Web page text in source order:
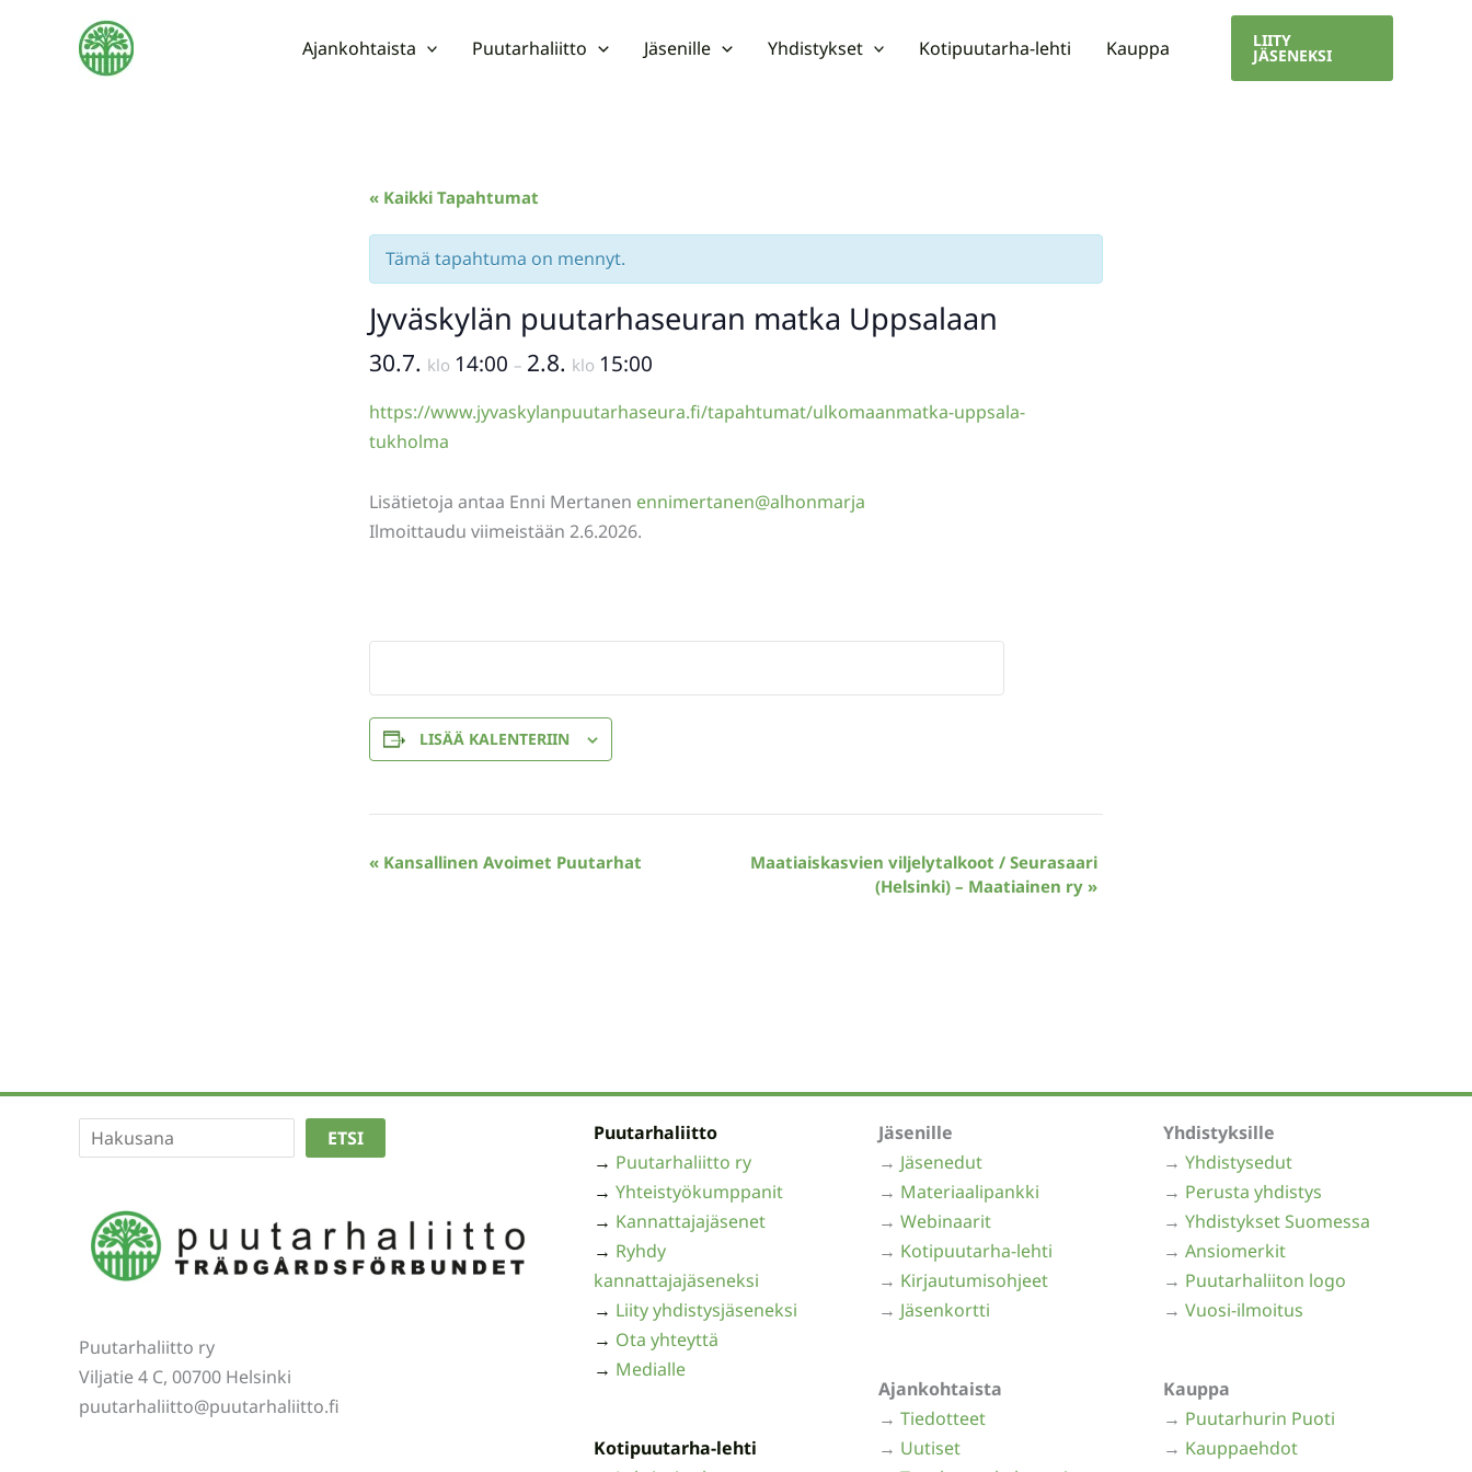
Ajankohtaista Puutarhaliitto Jäsenille Yhdistykset Kotipuutarha-lehti Kauppa LIITY
JÄSENEKSI
« Kaikki Tapahtumat
Tämä tapahtuma on mennyt.
Jyväskylän puutarhaseuran matka Uppsalaan
30.7. klo 14:00 – 2.8. klo 15:00
https://www.jyvaskylanpuutarhaseura.fi/tapahtumat/ulkomaanmatka-uppsala-
tukholma
Lisätietoja antaa Enni Mertanen ennimertanen@alhonmarja
Ilmoittaudu viimeistään 2.6.2026.
LISÄÄ KALENTERIIN
Tapahtuma
« Kansallinen Avoimet Puutarhat
Maatiaiskasvien viljelytalkoot / Seurasaari
(Helsinki) – Maatiainen ry »
EtsiETSI
Puutarhaliitto ry
Viljatie 4 C, 00700 Helsinki
puutarhaliitto@puutarhaliitto.fi
Puutarhaliitto
→ Puutarhaliitto ry
→ Yhteistyökumppanit
→ Kannattajajäsenet
→ Ryhdy
kannattajajäseneksi
→ Liity yhdistysjäseneksi
→ Ota yhteyttä
→ Medialle
Kotipuutarha-lehti
Jäsenille
→ Jäsenedut
→ Materiaalipankki
→ Webinaarit
→ Kotipuutarha-lehti
→ Kirjautumisohjeet
→ Jäsenkortti
Ajankohtaista
→ Tiedotteet
→ Uutiset
Yhdistyksille
→ Yhdistysedut
→ Perusta yhdistys
→ Yhdistykset Suomessa
→ Ansiomerkit
→ Puutarhaliiton logo
→ Vuosi-ilmoitus
Kauppa
→ Puutarhurin Puoti
→ Kauppaehdot